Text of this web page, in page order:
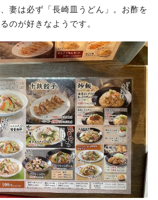
妻は必ず「長崎皿うどん」。お酢を
のが好きなようです。